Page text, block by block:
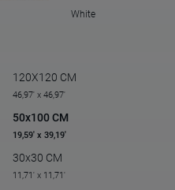
White
120X120 CM
46,97' x 46,97'
50x100 CM
19,59' x 39,19'
30x30 CM
11,71' x 11,71'